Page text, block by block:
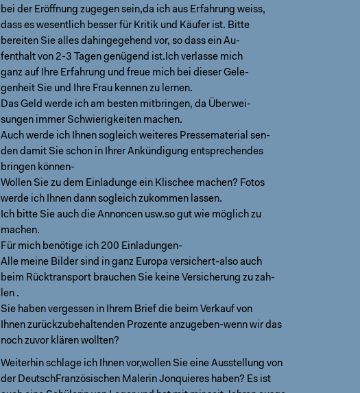
bei der Eröffnung zugegen sein,da ich aus Erfahrung weiss,
dass es wesentlich besser für Kritik und Käufer ist. Bitte
bereiten Sie alles dahingegehend vor, so dass ein Au-
fenthalt von 2-3 Tagen genügend ist.Ich verlasse mich
ganz auf Ihre Erfahrung und freue mich bei dieser Gele-
genheit Sie und Ihre Frau kennen zu lernen.
Das Geld werde ich am besten mitbringen, da Überwei-
sungen immer Schwierigkeiten machen.
Auch werde ich Ihnen sogleich weiteres Pressematerial sen-
den damit Sie schon in Ihrer Ankündigung entsprechendes
bringen können-
Wollen Sie zu dem Einladunge ein Klischee machen? Fotos
werde ich Ihnen dann sogleich zukommen lassen.
Ich bitte Sie auch die Annoncen usw.so gut wie möglich zu
machen.
Für mich benötige ich 200 Einladungen-
Alle meine Bilder sind in ganz Europa versichert-also auch
beim Rücktransport brauchen Sie keine Versicherung zu zah-
len .
Sie haben vergessen in Ihrem Brief die beim Verkauf von
Ihnen zurückzubehaltenden Prozente anzugeben-wenn wir das
noch zuvor klären wollten?
Weiterhin schlage ich Ihnen vor,wollen Sie eine Ausstellung von
der DeutschFranzösischen Malerin Jonquieres haben? Es ist